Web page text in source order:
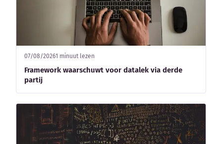
07/08/20261 minuut lezen
Framework waarschuwt voor datalek via derde
partij